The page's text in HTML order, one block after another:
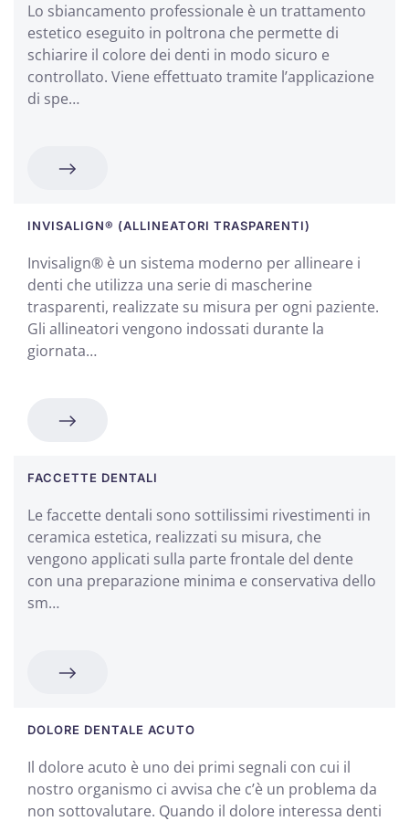
Lo sbiancamento professionale è un trattamento
estetico eseguito in poltrona che permette di
schiarire il colore dei denti in modo sicuro e
controllato. Viene effettuato tramite l’applicazione
di spe…
INVISALIGN® (ALLINEATORI TRASPARENTI)
Invisalign® è un sistema moderno per allineare i
denti che utilizza una serie di mascherine
trasparenti, realizzate su misura per ogni paziente.
Gli allineatori vengono indossati durante la
giornata…
FACCETTE DENTALI
Le faccette dentali sono sottilissimi rivestimenti in
ceramica estetica, realizzati su misura, che
vengono applicati sulla parte frontale del dente
con una preparazione minima e conservativa dello
sm…
DOLORE DENTALE ACUTO
Il dolore acuto è uno dei primi segnali con cui il
nostro organismo ci avvisa che c’è un problema da
non sottovalutare. Quando il dolore interessa denti